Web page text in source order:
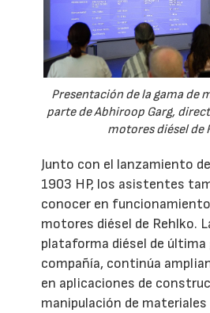
Presentación de la gama de
parte de Abhiroop Garg,
motores diésel de
Junto con el lanzamiento
1903 HP, los asistentes
conocer en
motores diésel de Rehlko.
plataforma diésel de última
compañía, continúa
en aplicaciones de
manipulación de